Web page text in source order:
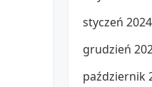
styczeń 2024
grudzień
październik